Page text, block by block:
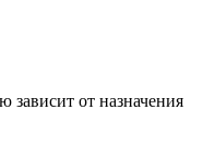
зависит от назначения